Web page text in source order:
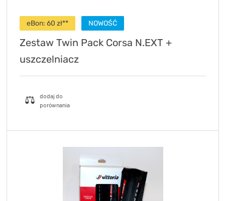
eBon: 60 zł** NOWOŚĆ
Zestaw Twin Pack Corsa N.EXT +
uszczelniacz